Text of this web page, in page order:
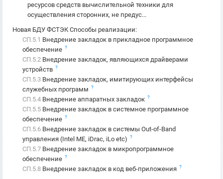
ресурсов средств вычислительной техники для
осуществления сторонних, не предус...
Новая БДУ ФСТЭК Способы реализации:
СП.5.1 Внедрение закладок в прикладное программное
обеспечение ?
СП.5.2 Внедрение закладок, являющихся драйверами
устройств ?
СП.5.3 Внедрение закладок, имитирующих интерфейсы
служебных программ ?
СП.5.4 Внедрение аппаратных закладок ?
СП.5.5 Внедрение закладок в системное программное
обеспечение ?
СП.5.6 Внедрение закладок в системы Out-of-Band
управления (Intel ME, iDrac, iLo etc) ?
СП.5.7 Внедрение закладок в микропрограммное
обеспечение ?
СП.5.8 Внедрение закладок в код веб-приложения ?